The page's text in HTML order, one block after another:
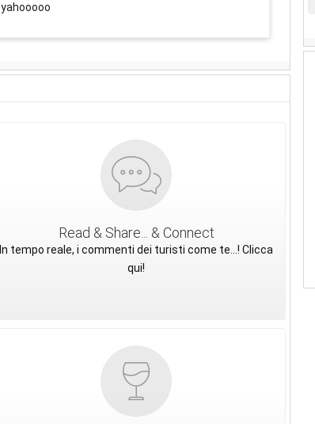
yahooooo
Read & Share... & Connect
In tempo reale, i commenti dei turisti come te...! Clicca
qui!